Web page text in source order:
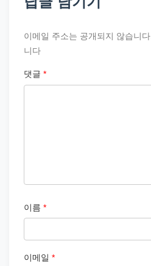
이메일 주소는 공개되지 않습니다.
니다
댓글 *
이름 *
이메일 *